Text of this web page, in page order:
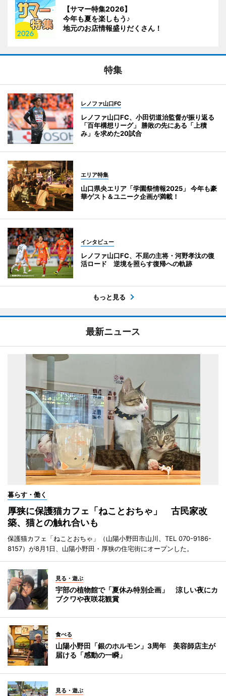
【サマー特集2026】
今年も夏を楽しもう♪
地元のお店情報盛りだくさん！
特集
レノファ山口FC
レノファ山口FC、小田切道治監督が振り返る
「百年構想リーグ」 勝敗の先にある「上積
み」を求めた20試合
エリア特集
山口県央エリア「学園祭情報2025」 今年も豪
華ゲスト＆ユニーク企画が満載！
インタビュー
レノファ山口FC、不屈の主将・河野孝汰の復
活ロード 逆境を照らす復帰への軌跡
もっと見る
最新ニュース
暮らす・働く
厚狭に保護猫カフェ「ねことおちゃ」 古民家改
築、猫との触れ合いも
保護猫カフェ「ねことおちゃ」（山陽小野田市山川、TEL 070-9186-
8157）が8月1日、山陽小野田・厚狭の住宅街にオープンした。
見る・遊ぶ
宇部の植物館で「夏休み特別企画」 涼しい夜にカ
ブクワや夜咲花観賞
食べる
山陽小野田「銀のホルモン」3周年 美容師店主が
届ける「感動の一瞬」
見る・遊ぶ